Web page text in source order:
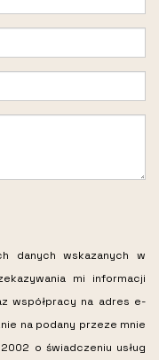
danych wskazanych w
mi informacji
współpracy na adres e-
na podany przeze mnie
o świadczeniu usług